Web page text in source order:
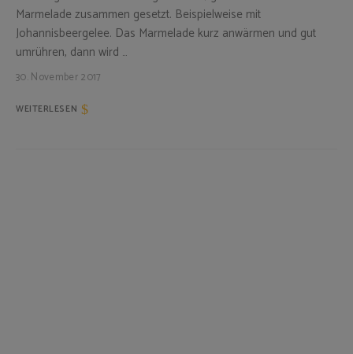
Marmelade zusammen gesetzt. Beispielweise mit
Johannisbeergelee. Das Marmelade kurz anwärmen und gut
umrühren, dann wird …
30. November 2017
WEITERLESEN